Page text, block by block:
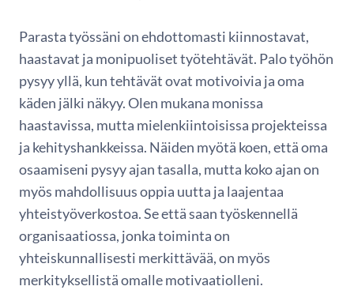
Parasta työssäni on ehdottomasti kiinnostavat,
haastavat ja monipuoliset työtehtävät. Palo työhön
pysyy yllä, kun tehtävät ovat motivoivia ja oma
käden jälki näkyy. Olen mukana monissa
haastavissa, mutta mielenkiintoisissa projekteissa
ja kehityshankkeissa. Näiden myötä koen, että oma
osaamiseni pysyy ajan tasalla, mutta koko ajan on
myös mahdollisuus oppia uutta ja laajentaa
yhteistyöverkostoa. Se että saan työskennellä
organisaatiossa, jonka toiminta on
yhteiskunnallisesti merkittävää, on myös
merkityksellistä omalle motivaatiolleni.